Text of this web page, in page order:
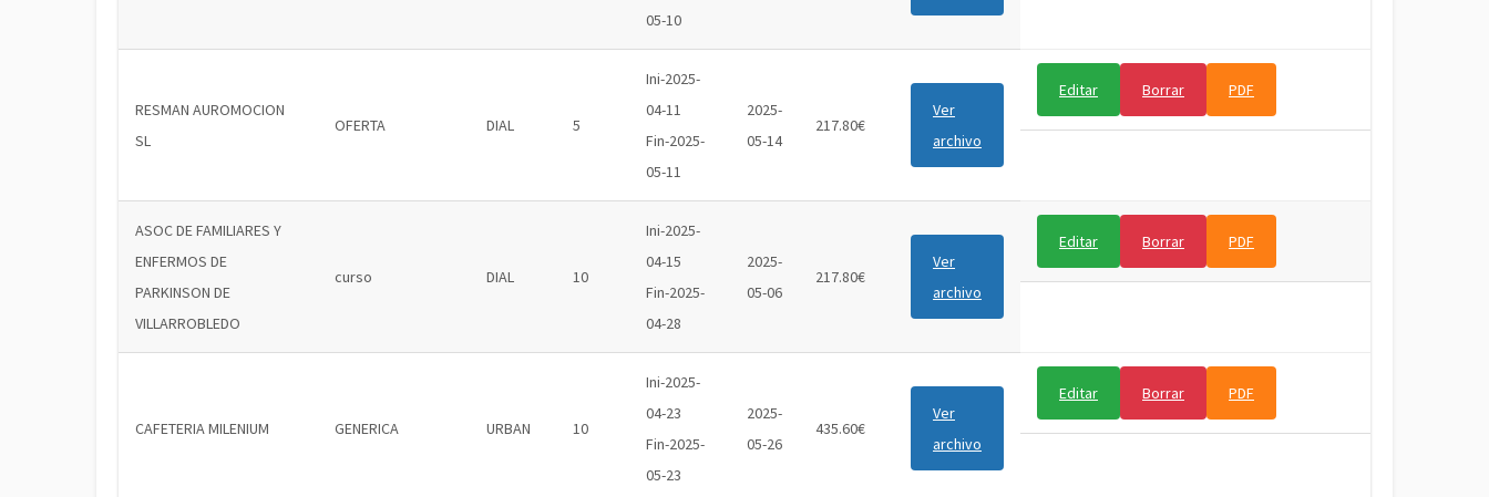
05-10
RESMAN AUROMOCION
SL
OFERTA DIAL 5
Ini-2025-
04-11
Fin-2025-
05-11
2025-
05-14
217.80€
Ver
archivo
Editar Borrar PDF
ASOC DE FAMILIARES Y
ENFERMOS DE
PARKINSON DE
VILLARROBLEDO
curso DIAL 10
Ini-2025-
04-15
Fin-2025-
04-28
2025-
05-06
217.80€
Ver
archivo
Editar Borrar PDF
CAFETERIA MILENIUM GENERICA URBAN 10
Ini-2025-
04-23
Fin-2025-
05-23
2025-
05-26
435.60€
Ver
archivo
Editar Borrar PDF